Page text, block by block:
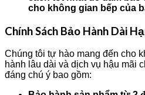
cho không gian bếp của
Chính Sách Bảo Hành Dài
Chúng tôi tự hào mang đến cho
hành lâu dài và dịch vụ hậu mãi
đáng chú ý bao gồm: